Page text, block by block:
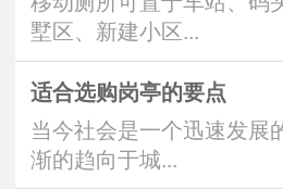
墅区、新建小区...
适合选购岗亭的要点
当今社会是一个迅速发展
渐的趋向于城...